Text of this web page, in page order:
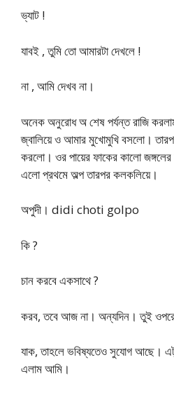
ভ্যাট !
যাবই , তুমি তো আমারটা দেখলে !
না , আমি দেখব না।
অনেক অনুরোধ অ শেষ পর্যন্ত রাজি
জ্বালিয়ে ও আমার মুখোমুখি বসলো।
করলো। ওর পায়ের ফাকের কালো জঙ্গলের
এলো প্রথমে অল্প তারপর কলকলিয়ে।
অপুদী। didi choti golpo
কি ?
চান করবে একসাথে ?
করব, তবে আজ না। অন্যদিন। তুই
যাক, তাহলে ভবিষ্যতেও সুযোগ আছে।
এলাম আমি।